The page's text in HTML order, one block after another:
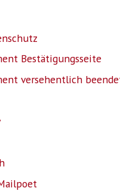
Bestätigungsseite
versehentlich